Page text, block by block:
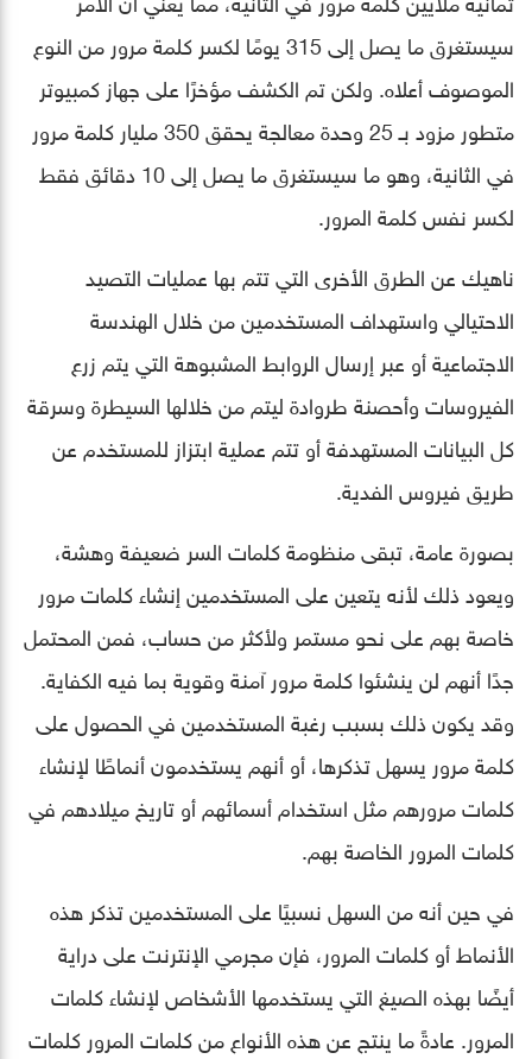
سيستغرق ما يصل إلى 315 يومًا لكسر كلمة مرور من النوع
الموصوف أعلاه. ولكن تم الكشف مؤخرًا على جهاز كمبيوتر
متطور مزود بـ 25 وحدة معالجة يحقق 350 مليار كلمة مرور
في الثانية، وهو ما سيستغرق ما يصل إلى 10 دقائق فقط
لكسر نفس كلمة المرور.
ناهيك عن الطرق الأخرى التي تتم بها عمليات التصيد
الاحتيالي واستهداف المستخدمين من خلال الهندسة
الاجتماعية أو عبر إرسال الروابط المشبوهة التي يتم زرع
الفيروسات وأحصنة طروادة ليتم من خلالها السيطرة وسرقة
كل البيانات المستهدفة أو تتم عملية ابتزاز للمستخدم عن
طريق فيروس الفدية.
بصورة عامة، تبقى منظومة كلمات السر ضعيفة وهشة،
ويعود ذلك لأنه يتعين على المستخدمين إنشاء كلمات مرور
خاصة بهم على نحو مستمر ولأكثر من حساب، فمن المحتمل
جدًا أنهم لن ينشئوا كلمة مرور آمنة وقوية بما فيه الكفاية.
وقد يكون ذلك بسبب رغبة المستخدمين في الحصول على
كلمة مرور يسهل تذكرها، أو أنهم يستخدمون أنماطًا لإنشاء
كلمات مرورهم مثل استخدام أسمائهم أو تاريخ ميلادهم في
كلمات المرور الخاصة بهم.
في حين أنه من السهل نسبيًا على المستخدمين تذكر هذه
الأنماط أو كلمات المرور، فإن مجرمي الإنترنت على دراية
أيضًا بهذه الصيغ التي يستخدمها الأشخاص لإنشاء كلمات
المرور. عادةً ما ينتج عن هذه الأنواع من كلمات المرور كلمات